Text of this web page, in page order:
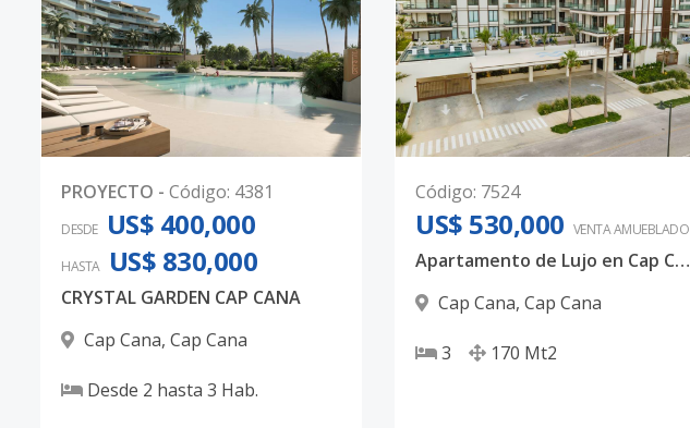
PROYECTO - Código: 4381
DESDE US$ 400,000
HASTA US$ 830,000
CRYSTAL GARDEN CAP CANA
Cap Cana, Cap Cana
Desde 2 hasta 3 Hab.
Código: 7524
US$ 530,000 VENTA AMUEBLADO
Apartamento de Lujo en Cap Cana | 3 Hab | Amueblado con Jacuzzi
Cap Cana, Cap Cana
3 170 Mt2